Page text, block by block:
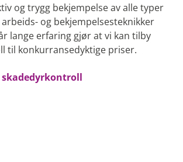
og trygg bekjempelse av alle typer
og bekjempelsesteknikker
lange erfaring gjør at vi kan tilby
til konkurransedyktige priser.
skadedyrkontroll